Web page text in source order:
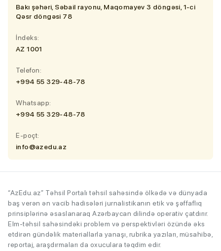
Bakı şəhəri, Səbail rayonu, Maqomayev 3 döngəsi, 1-ci
Qəsr döngəsi 78
İndeks:
AZ 1001
Telefon:
+994 55 329-48-78
Whatsapp:
+994 55 329-48-78
E-poçt:
info@azedu.az
“AzEdu.az” Təhsil Portalı təhsil sahəsində ölkədə və dünyada
baş verən ən vacib hadisələri jurnalistikanın etik və şəffaflıq
prinsiplərinə əsaslanaraq Azərbaycan dilində operativ çatdırır.
Elm-təhsil sahəsindəki problem və perspektivləri özündə əks
etdirən gündəlik materiallarla yanaşı, rubrika yazıları, müsahibə,
reportaj, araşdırmaları da oxuculara təqdim edir.